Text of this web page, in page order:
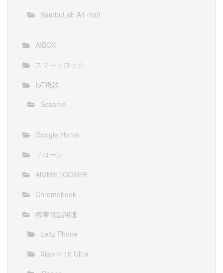
BambuLab A1 mini
AIBOX
スマートロック
IoT機器
Sesame
Google Home
ドローン
ANIME LOCKER
Chromebook
携帯電話関連
Leitz Phone
Xiaomi 15 Ultra